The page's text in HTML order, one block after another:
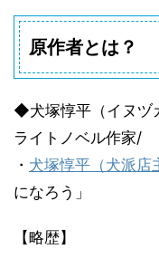
原作者とは？
◆犬塚惇平（イヌヅ
ライトノベル作家/
・ 犬塚惇平（犬派店
になろう」
【略歴】